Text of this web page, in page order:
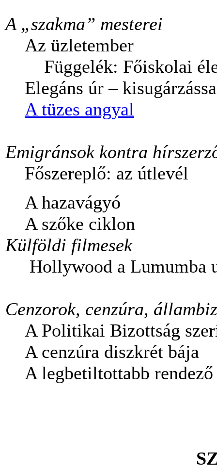
A „szakma” mesterei
Az üzletember
Függelék: Főiskolai
Elegáns úr –
A tüzes angyal
Emigránsok kontra
Főszereplő: az útlevél
A hazavágyó
A szőke ciklon
Külföldi filmesek
Hollywood a Lumumba
Cenzorok, cenzúra,
A Politikai Bizottság
A cenzúra diszkrét bája
A legbetiltottabb